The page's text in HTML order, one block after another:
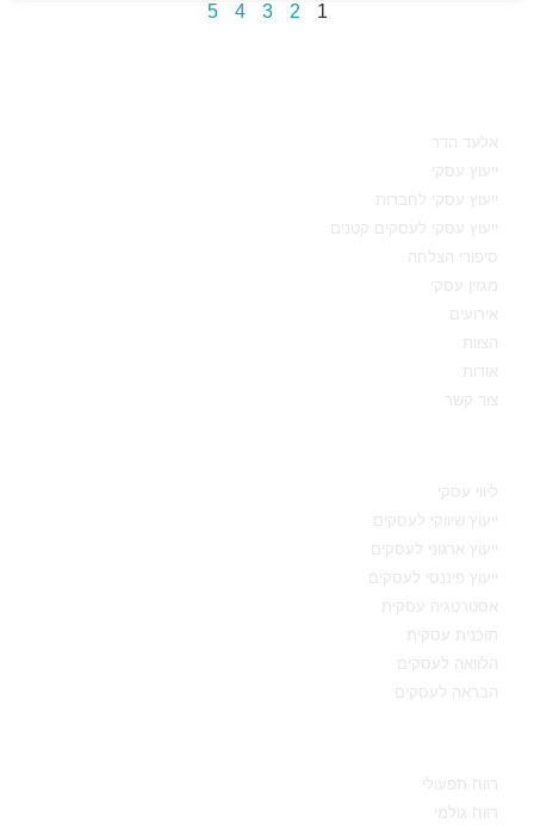
1
2
3
4
5
אלעד הדר
ייעוץ עסקי
ייעוץ עסקי לחברות
ייעוץ עסקי לעסקים קטנים
סיפורי הצלחה
מגזין עסקי
אירועים
הצוות
אודות
צור קשר
ליווי עסקי
ייעוץ שיווקי לעסקים
ייעוץ ארגוני לעסקים
ייעוץ פיננסי לעסקים
אסטרטגיה עסקית
תוכנית עסקית
הלוואה לעסקים
הבראה לעסקים
רווח תפעולי
רווח גולמי